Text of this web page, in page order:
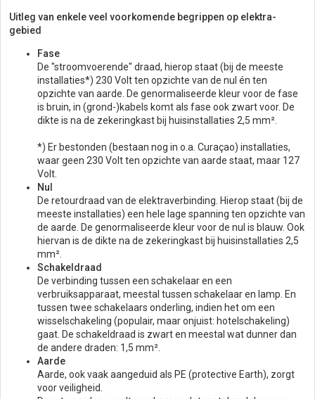
Uitleg van enkele veel voorkomende begrippen op elektra-
gebied
Fase
De "stroomvoerende" draad, hierop staat (bij de meeste
installaties*) 230 Volt ten opzichte van de nul én ten
opzichte van aarde. De genormaliseerde kleur voor de fase
is bruin, in (grond-)kabels komt als fase ook zwart voor. De
dikte is na de zekeringkast bij huisinstallaties 2,5 mm².
*) Er bestonden (bestaan nog in o.a. Curaçao) installaties,
waar geen 230 Volt ten opzichte van aarde staat, maar 127
Volt.
Nul
De retourdraad van de elektraverbinding. Hierop staat (bij de
meeste installaties) een hele lage spanning ten opzichte van
de aarde. De genormaliseerde kleur voor de nul is blauw. Ook
hiervan is de dikte na de zekeringkast bij huisinstallaties 2,5
mm².
Schakeldraad
De verbinding tussen een schakelaar en een
verbruiksapparaat, meestal tussen schakelaar en lamp. En
tussen twee schakelaars onderling, indien het om een
wisselschakeling (populair, maar onjuist: hotelschakeling)
gaat. De schakeldraad is zwart en meestal wat dunner dan
de andere draden: 1,5 mm².
Aarde
Aarde, ook vaak aangeduid als PE (protective Earth), zorgt
voor veiligheid.